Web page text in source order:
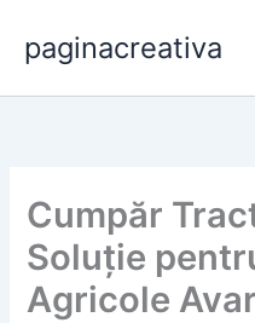
content
paginacreativa
Cumpăr
Soluție
Agricole